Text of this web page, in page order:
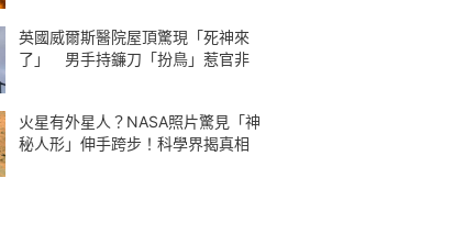
英國威爾斯醫院屋頂驚現「死神來
了」 男手持鐮刀「扮鳥」惹官非
火星有外星人？NASA照片驚見「神
秘人形」伸手跨步！科學界揭真相